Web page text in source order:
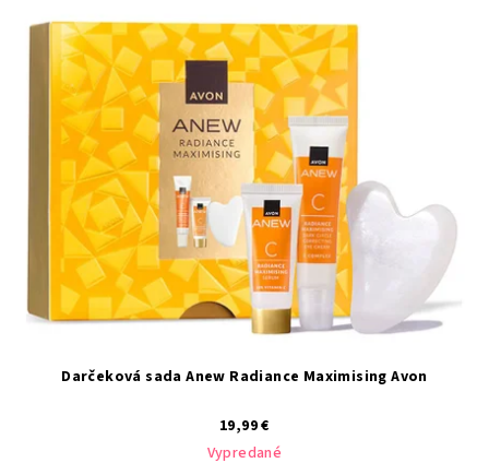
Darčeková sada Anew Radiance Maximising Avon
19,99 €
Vypredané